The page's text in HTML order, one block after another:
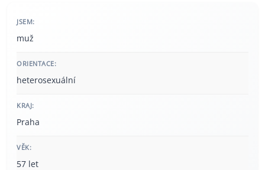
JSEM:
muž
ORIENTACE:
heterosexuální
KRAJ:
Praha
VĚK:
57 let